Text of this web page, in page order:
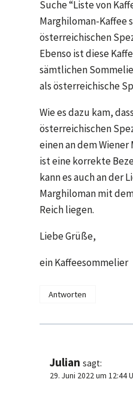
Suche “Liste von
Marghiloman-Kaffee
österreichischen
Ebenso ist diese
sämtlichen
als österreichische
Wie es dazu kam,
österreichischen
einen an dem
ist eine korrekte
kann es auch an der
Marghiloman mit
Reich liegen.
Liebe Grüße,
ein Kaffeesommelier
Antworten
Julian sagt:
29. Juni 2022 um 12:44